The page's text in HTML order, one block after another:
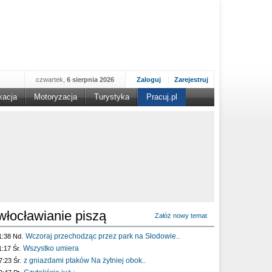
Zaloguj Zarejestruj
czwartek, 6 sierpnia 2026
Motoryzacja Turystyka Pracuj.pl
piszą Załóż nowy temat
Nd. Wczoraj przechodząc przez park na Słodowie..
Śr. Wszystko umiera
Śr. z gniazdami ptaków Na żytniej obok..